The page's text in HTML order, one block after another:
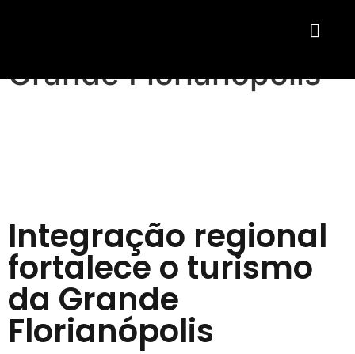
fortalece o turismo da
Grande Florianópolis
Integração regional
fortalece o turismo
da Grande
Florianópolis